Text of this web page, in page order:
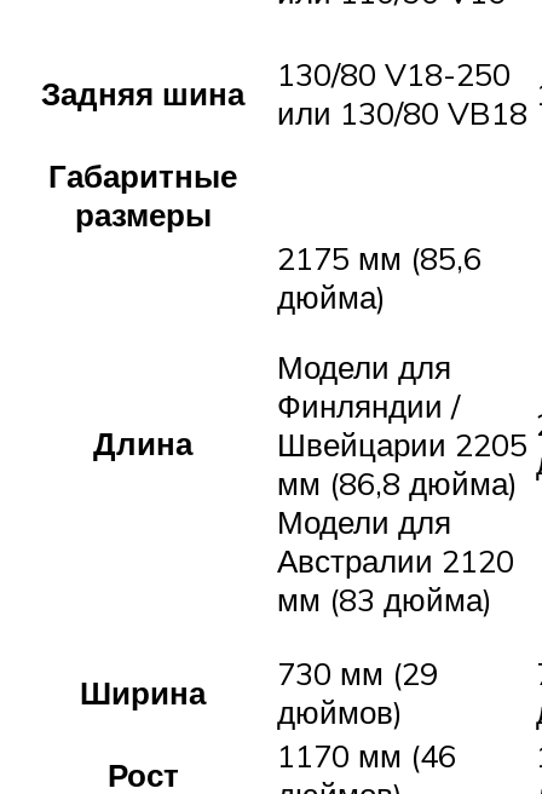
Задняя шина
130/80 V18-250
или 130/80 VB18
Габаритные
размеры
Длина
2175 мм (85,6
дюйма)
Модели для
Финляндии /
Швейцарии 2205
мм (86,8 дюйма)
Модели для
Австралии 2120
мм (83 дюйма)
Ширина
730 мм (29
дюймов)
Рост
1170 мм (46